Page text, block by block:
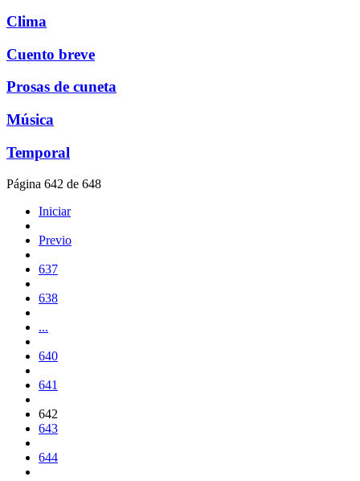
Clima
Cuento breve
Prosas de cuneta
Música
Temporal
Página 642 de 648
Iniciar
Previo
637
638
...
640
641
642
643
644